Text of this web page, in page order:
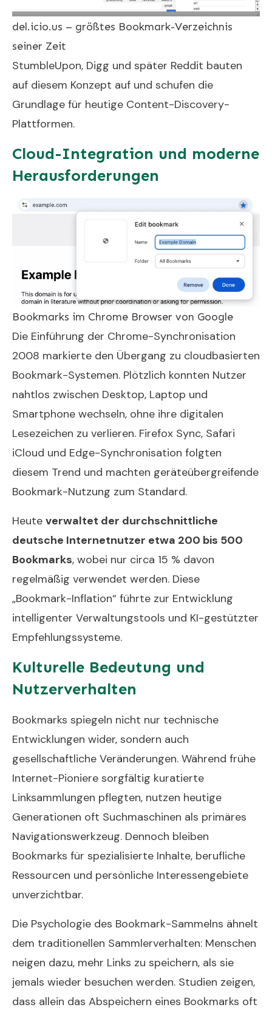
del.icio.us – größtes Bookmark-Verzeichnis
seiner Zeit
StumbleUpon, Digg und später Reddit bauten
auf diesem Konzept auf und schufen die
Grundlage für heutige Content-Discovery-
Plattformen.
Cloud-Integration und moderne
Herausforderungen
Bookmarks im Chrome Browser von Google
Die Einführung der Chrome-Synchronisation
2008 markierte den Übergang zu cloudbasierten
Bookmark-Systemen. Plötzlich konnten Nutzer
nahtlos zwischen Desktop, Laptop und
Smartphone wechseln, ohne ihre digitalen
Lesezeichen zu verlieren. Firefox Sync, Safari
iCloud und Edge-Synchronisation folgten
diesem Trend und machten geräteübergreifende
Bookmark-Nutzung zum Standard.
Heute verwaltet der durchschnittliche
deutsche Internetnutzer etwa 200 bis 500
Bookmarks, wobei nur circa 15 % davon
regelmäßig verwendet werden. Diese
„Bookmark-Inflation“ führte zur Entwicklung
intelligenter Verwaltungstools und KI-gestützter
Empfehlungssysteme.
Kulturelle Bedeutung und
Nutzerverhalten
Bookmarks spiegeln nicht nur technische
Entwicklungen wider, sondern auch
gesellschaftliche Veränderungen. Während frühe
Internet-Pioniere sorgfältig kuratierte
Linksammlungen pflegten, nutzen heutige
Generationen oft Suchmaschinen als primäres
Navigationswerkzeug. Dennoch bleiben
Bookmarks für spezialisierte Inhalte, berufliche
Ressourcen und persönliche Interessengebiete
unverzichtbar.
Die Psychologie des Bookmark-Sammelns ähnelt
dem traditionellen Sammlerverhalten: Menschen
neigen dazu, mehr Links zu speichern, als sie
jemals wieder besuchen werden. Studien zeigen,
dass allein das Abspeichern eines Bookmarks oft